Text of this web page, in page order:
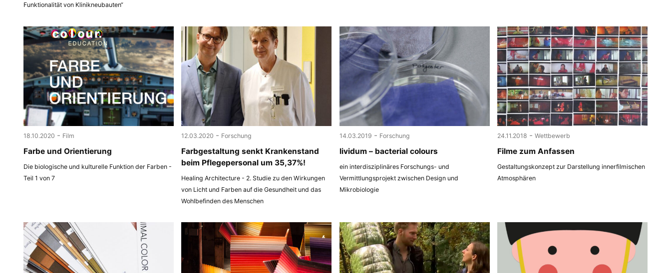
Funktionalität von Klinikneubauten“
18.10.2020 - Film
Farbe und Orientierung
Die biologische und kulturelle Funktion der Farben -
Teil 1 von 7
12.03.2020 - Forschung
Farbgestaltung senkt Krankenstand
beim Pflegepersonal um 35,37%!
Healing Architecture - 2. Studie zu den Wirkungen
von Licht und Farben auf die Gesundheit und das
Wohlbefinden des Menschen
14.03.2019 - Forschung
lividum – bacterial colours
ein interdisziplinäres Forschungs- und
Vermittlungsprojekt zwischen Design und
Mikrobiologie
24.11.2018 - Wettbewerb
Filme zum Anfassen
Gestaltungskonzept zur Darstellung innerfilmischen
Atmosphären